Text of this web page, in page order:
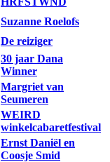
Suzanne Roelofs
De reiziger
30 jaar Dana
Winner
Margriet van
Seumeren
WEIRD
winkelcabaretfestival
Ernst Daniël en
Coosje Smid